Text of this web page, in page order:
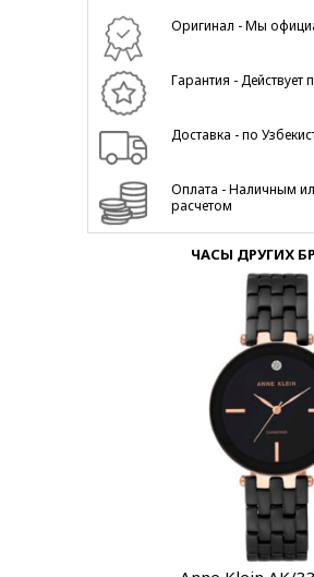
Оригинал - Мы
Гарантия - Действует
Доставка - по
Оплата - Наличным
расчетом
ЧАСЫ ДРУГИХ